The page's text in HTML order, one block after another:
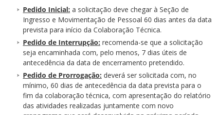
Pedido Inicial: a solicitação deve chegar à Seção de
Ingresso e Movimentação de Pessoal 60 dias antes da data
prevista para início da Colaboração Técnica.
Pedido de Interrupção: recomenda-se que a solicitação
seja encaminhada com, pelo menos, 7 dias úteis de
antecedência da data de encerramento pretendido.
Pedido de Prorrogação: deverá ser solicitada com, no
mínimo, 60 dias de antecedência da data prevista para o
fim da colaboração técnica, com apresentação do relatório
das atividades realizadas juntamente com novo